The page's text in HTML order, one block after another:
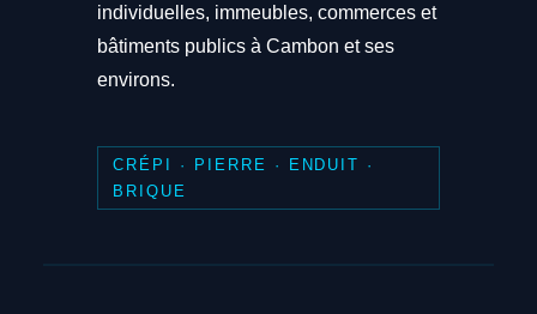
individuelles, immeubles, commerces et
bâtiments publics à Cambon et ses
environs.
CRÉPI · PIERRE · ENDUIT ·
BRIQUE